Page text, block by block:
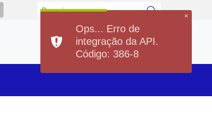
Previsão do Tempo
Hoje
Min20°Max37°
Sábado
Min 20°
×
Ops... Erro de
integração da API.
Código: 386-8